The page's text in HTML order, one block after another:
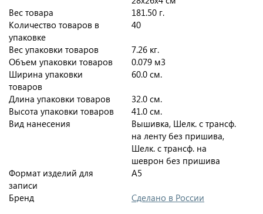
Вес товара
181.50 г.
Количество товаров в
упаковке
40
Вес упаковки товаров
7.26 кг.
Объем упаковки товаров
0.079 м3
Ширина упаковки
товаров
60.0 см.
Длина упаковки товаров
32.0 см.
Высота упаковки товаров
41.0 см.
Вид нанесения
Вышивка, Шелк. с трансф.
на ленту без пришива,
Шелк. с трансф. на
шеврон без пришива
Формат изделий для
записи
A5
Бренд Сделано в России